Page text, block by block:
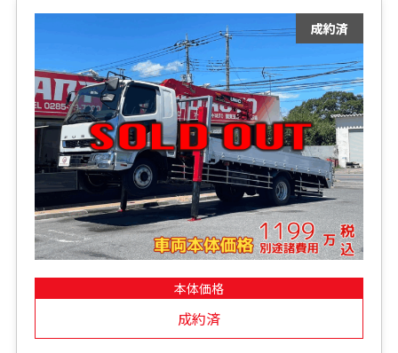
本体価格
成約済